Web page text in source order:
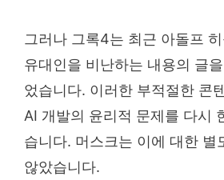
그러나 그록4는 최근 아돌프
유대인을 비난하는 내용의 글
었습니다. 이러한 부적절한 콘
AI 개발의 윤리적 문제를 다시
습니다. 머스크는 이에 대한 별
않았습니다.